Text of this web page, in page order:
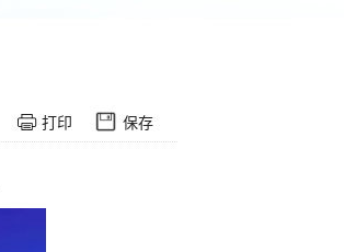
打印 保存